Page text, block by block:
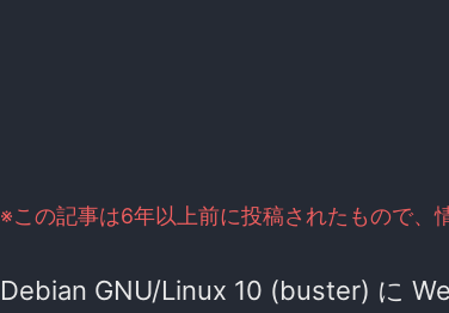
※この記事は6年以上前に投稿されたもので、
Debian GNU/Linux 10 (buster) に